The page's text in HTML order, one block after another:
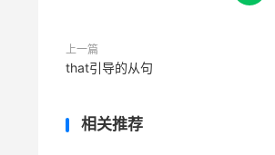
上一篇
that引导的从句
相关推荐